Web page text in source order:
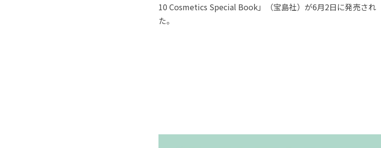
10 Cosmetics Special Book」（宝島社）が6月2日に発売され
た。